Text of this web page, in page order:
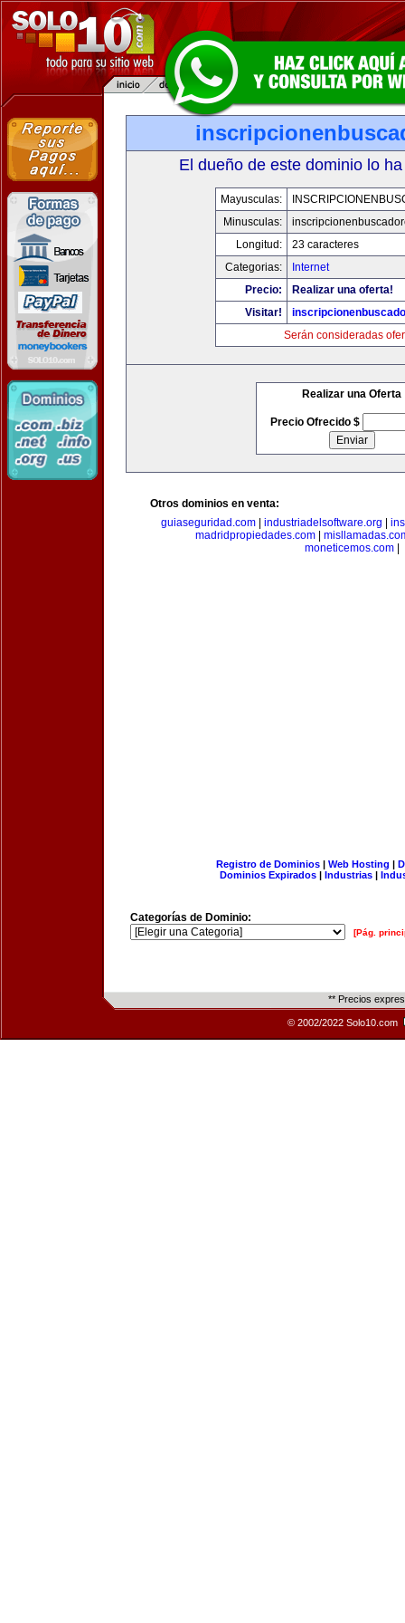
El dueño de este dominio lo
Mayusculas:
Minusculas:
Longitud:
23 caracteres
Categorias:
Internet
Precio:
Realizar una oferta!
Visitar!
Serán consideradas
Realizar una Oferta
Precio Ofrecido $
Otros dominios en venta:
guiaseguridad.com| industriadelsoftware.org
madridpropiedades.com|
moneticemos.com|
Registro de Dominios| Web Hosting |
Dominios Expirados | Industrias |
Categorías de Dominio:
[Pág.
** Precios
© 2002/2022 Solo10.com